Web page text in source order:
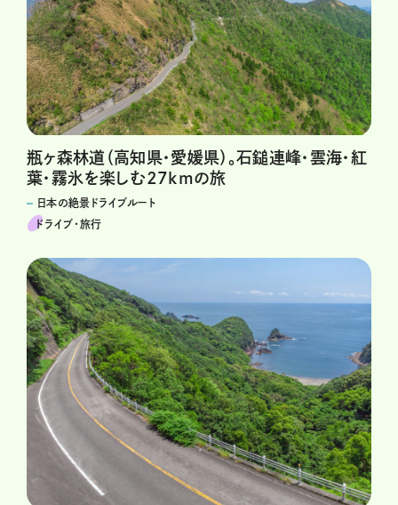
瓶ヶ森林道（高知県・愛媛県）。石鎚連峰・雲海・紅
葉・霧氷を楽しむ27kmの旅
日本の絶景ドライブルート
ドライブ･旅行